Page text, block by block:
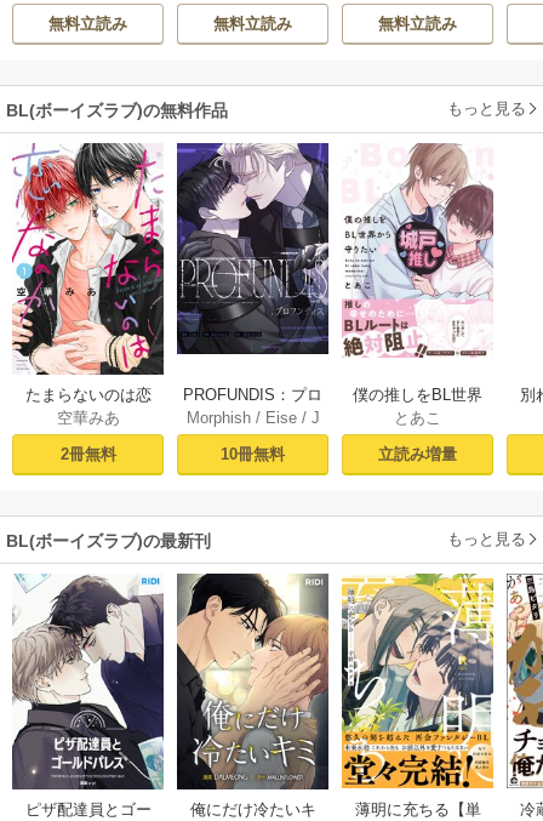
無料立読み 無料立読み 無料立読み
BL(ボーイズラブ)の無料作品 もっと見る
たまらないのは恋
なのか（１）【シ
ーモア限定特典付
き】
空華みあ
2冊無料
PROFUNDIS：プロ
フンディス【タテ
ヨミ】1
Morphish/ Eise/ J
aeyoung
10冊無料
僕の推しをBL世界
から守りたい【シ
ーモア限定特典付
き電子単行本】 上
とあこ
立読み増量
別
BL(ボーイズラブ)の最新刊 もっと見る
ピザ配達員とゴー
俺にだけ冷たいキ
薄明に充ちる【単
冷